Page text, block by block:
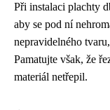
Při instalaci plachty
aby se pod ní
nepravidelného
Pamatujte však, že
materiál netřepil.